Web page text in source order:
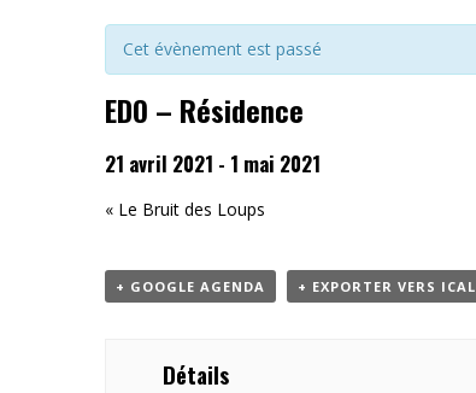
Cet évènement est passé
EDO – Résidence
21 avril 2021 - 1 mai 2021
« Le Bruit des Loups
+ GOOGLE AGENDA + EXPORTER VERS ICAL
Détails